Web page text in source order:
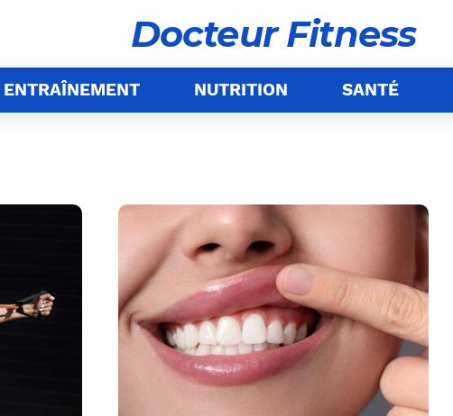
Docteur Fitness
ENTRAÎNEMENT NUTRITION SANTÉ